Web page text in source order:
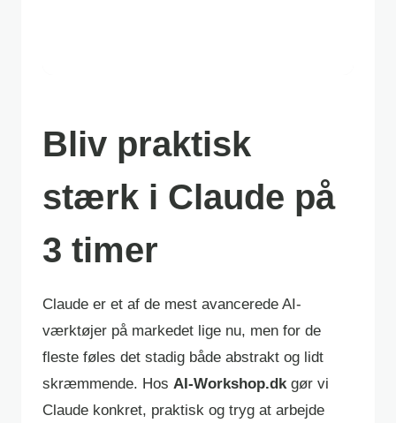
Bliv praktisk
stærk i Claude på
3 timer
Claude er et af de mest avancerede AI-
værktøjer på markedet lige nu, men for de
fleste føles det stadig både abstrakt og lidt
skræmmende. Hos AI-Workshop.dkgør vi
Claude konkret, praktisk og tryg at arbejde